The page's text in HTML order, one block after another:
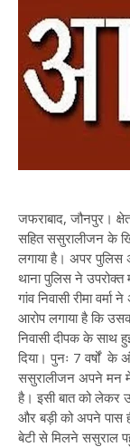
जफराबाद, जौनपुर।
सहित ससुरालीजन के
लगाया है। अपर पुलिस
थाना पुलिस ने उपरोक्त
गांव निवासी रीमा
आरोप लगाया है कि
निवासी दीपक के साथ
दिया। पुनः 7 वर्षों के
ससुरालीजन अपने मन में
है। इसी बात को लेकर
और बड़ी को अपने पास
बेटी से मिलने ससुराल